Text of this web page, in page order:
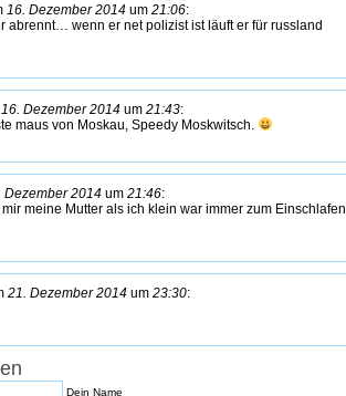
16. Dezember 2014 um 21:06:
abrennt… wenn er net polizist ist läuft er für russland
16. Dezember 2014 um 21:43:
maus von Moskau, Speedy Moskwitsch.
Dezember 2014 um 21:46:
meine Mutter als ich klein war immer zum Einschlafen
21. Dezember 2014 um 23:30:
Dein Name